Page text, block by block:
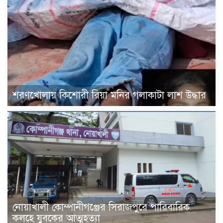
শরণখোলায় কিশোরী রিয়া মনির গলাকাটা লাশ উদ্ধার
নোয়াখালী কোম্পানীগঞ্জের সিরাজপুরে পারিবারিক
কলহে যুবকের আত্মহত্যা